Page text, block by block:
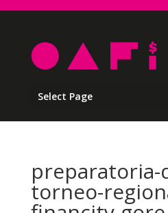
Select Page
preparatoria-
torneo-